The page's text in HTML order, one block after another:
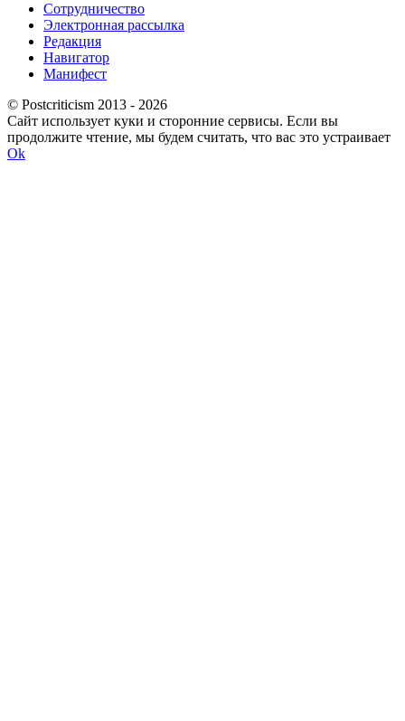
Сотрудничество
Электронная рассылка
Редакция
Навигатор
Манифест
© Postcriticism 2013 - 2026
Сайт использует куки и сторонние сервисы. Если вы
продолжите чтение, мы будем считать, что вас это устраивает
Ok